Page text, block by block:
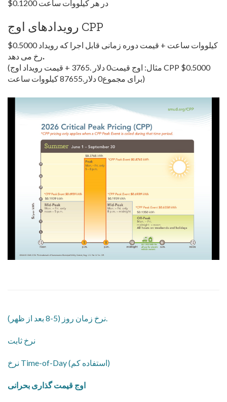
$0.1200 در هر کیلووات ساعت
رویدادهای اوج CPP
$0.5000 کیلووات ساعت + قیمت دوره زمانی قابل اجرا که رویداد
رخ می دهد.
(مثال: اوج قیمت0 دلار .3765 + قیمت رویداد اوج CPP $0.5000
برای مجموع0 دلار.87655 کیلووات ساعت)
نرخ ثابت
نرخ Time-of-Day (استفاده کم)
اوج قیمت گذاری بحرانی